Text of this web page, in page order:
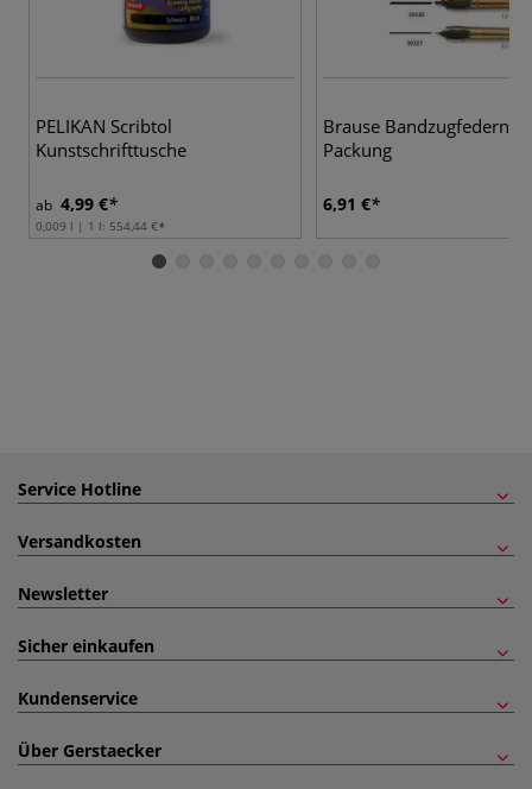
PELIKAN Scribtol
Kunstschrifttusche
ab 4,99 €
0,009 l | 1 l: 554,44 €
Brause Bandzugfedern,
Packung
6,91 €
Service Hotline
Versandkosten
Newsletter
Sicher einkaufen
Kundenservice
Über Gerstaecker